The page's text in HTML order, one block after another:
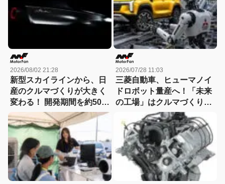
2026/08/02 21:28
新型スカイラインから、日
産のクルマづくりが大きく
変わる！ 開発期間を約50か
月から30か月へと大幅短縮
2026/07/28 11:03
三菱自動車、ヒューマノイ
ドロボット量産へ！「未来
の工場」はクルマづくりを
どう変えるのか